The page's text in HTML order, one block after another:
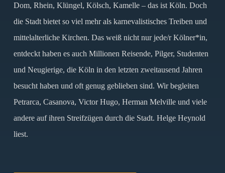
Dom, Rhein, Klüngel, Kölsch, Kamelle – das ist Köln. Doch
die Stadt bietet so viel mehr als karnevalistisches Treiben und
mittelalterliche Kirchen. Das weiß nicht nur jede/r Kölner*in,
entdeckt haben es auch Millionen Reisende, Pilger, Studenten
und Neugierige, die Köln in den letzten zweitausend Jahren
besucht haben und oft genug geblieben sind. Wir begleiten
Petrarca, Casanova, Victor Hugo, Herman Melville und viele
andere auf ihren Streifzügen durch die Stadt. Helge Heynold
liest.